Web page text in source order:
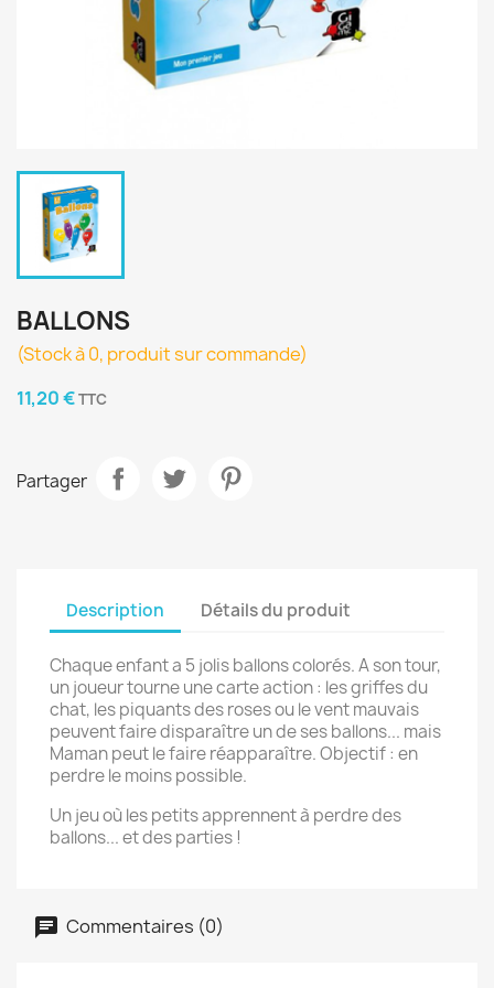
BALLONS
(Stock à 0, produit sur commande)
11,20 €TTC
Partager
Description Détails du produit
Chaque enfant a 5 jolis ballons colorés. A son tour,
un joueur tourne une carte action : les griffes du
chat, les piquants des roses ou le vent mauvais
peuvent faire disparaître un de ses ballons... mais
Maman peut le faire réapparaître. Objectif : en
perdre le moins possible.
Un jeu où les petits apprennent à perdre des
ballons... et des parties !
Commentaires (0)